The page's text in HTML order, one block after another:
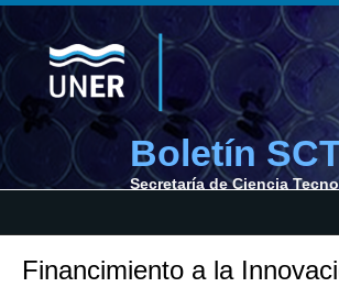
Boletín
Secretaría de Ciencia
Financimiento a la